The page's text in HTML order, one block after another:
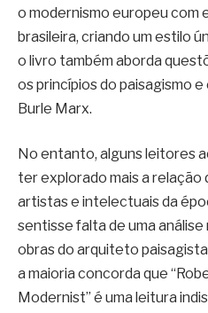
o modernismo europeu com
brasileira, criando um estilo
o livro também aborda
os princípios do paisagismo
Burle Marx.
No entanto, alguns leitores
ter explorado mais a
artistas e intelectuais da
sentisse falta de uma análise
obras do arquiteto
a maioria concorda que
Modernist” é uma leitura